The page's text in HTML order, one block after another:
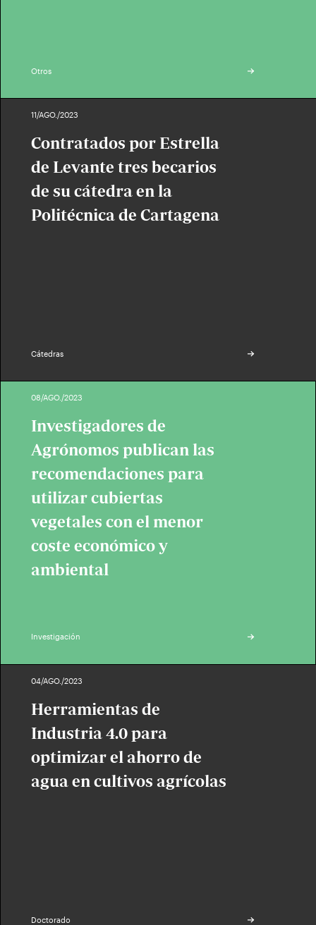
Otros
11/AGO./2023
Contratados por Estrella
de Levante tres becarios
de su cátedra en la
Politécnica de Cartagena
Cátedras
08/AGO./2023
Investigadores de
Agrónomos publican las
recomendaciones para
utilizar cubiertas
vegetales con el menor
coste económico y
ambiental
Investigación
04/AGO./2023
Herramientas de
Industria 4.0 para
optimizar el ahorro de
agua en cultivos agrícolas
Doctorado